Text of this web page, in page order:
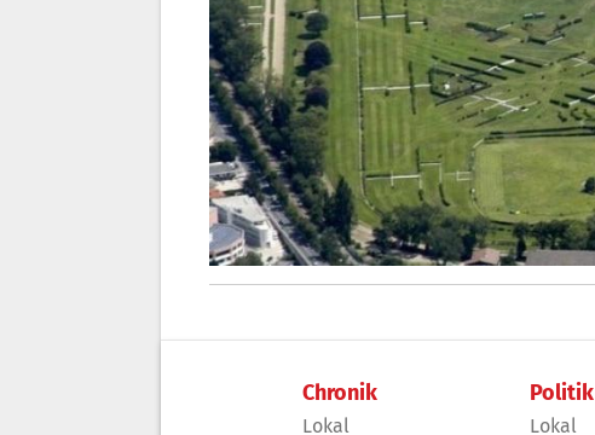
Chronik
Lokal
Politik
Lokal